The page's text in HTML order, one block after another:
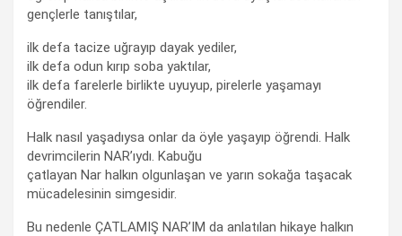
gençlerle tanıştılar,
ilk defa tacize uğrayıp dayak yediler,
ilk defa odun kırıp soba yaktılar,
ilk defa farelerle birlikte uyuyup, pirelerle yaşamayı
öğrendiler.
Halk nasıl yaşadıysa onlar da öyle yaşayıp öğrendi. Halk
devrimcilerin NAR’ıydı. Kabuğu
çatlayan Nar halkın olgunlaşan ve yarın sokağa taşacak
mücadelesinin simgesidir.
Bu nedenle ÇATLAMIŞ NAR’IM da anlatılan hikaye halkın